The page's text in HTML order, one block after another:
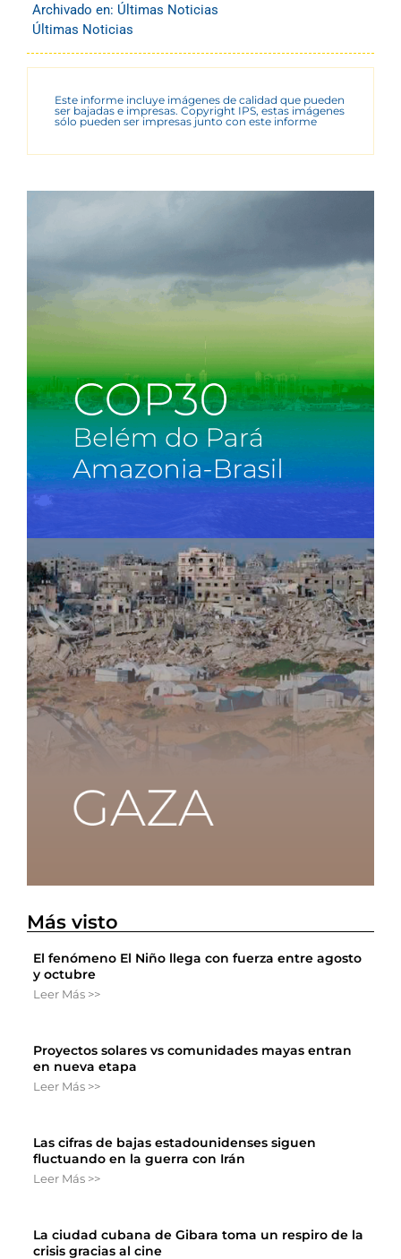
Archivado en: Últimas Noticias
Últimas Noticias
Este informe incluye imágenes de calidad que pueden
ser bajadas e impresas. Copyright IPS, estas imágenes
sólo pueden ser impresas junto con este informe
Más visto
El fenómeno El Niño llega con fuerza entre agosto
y octubre
Leer Más >>
Proyectos solares vs comunidades mayas entran
en nueva etapa
Leer Más >>
Las cifras de bajas estadounidenses siguen
fluctuando en la guerra con Irán
Leer Más >>
La ciudad cubana de Gibara toma un respiro de la
crisis gracias al cine